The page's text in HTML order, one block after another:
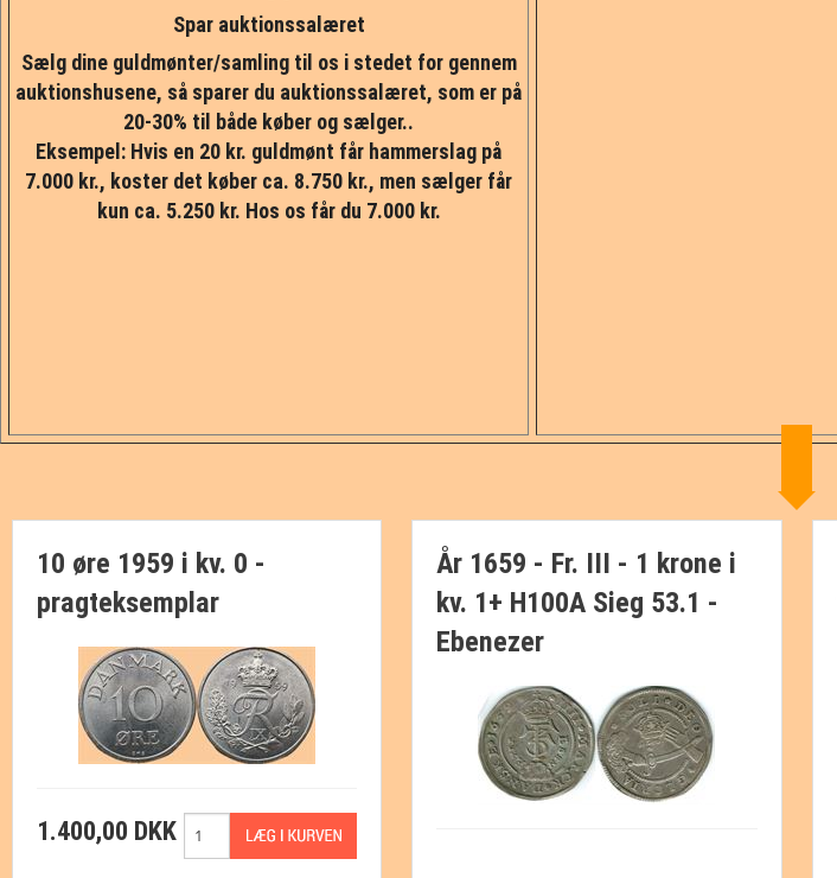
Spar auktionssalæret
Sælg dine guldmønter/samling til os i stedet for gennem
auktionshusene, så sparer du auktionssalæret, som er på
20-30% til både køber og sælger..
Eksempel: Hvis en 20 kr. guldmønt får hammerslag på
7.000 kr., koster det køber ca. 8.750 kr., men sælger får
kun ca. 5.250 kr. Hos os får du 7.000 kr.
10 øre 1959 i kv. 0 -
pragteksemplar
1.400,00 DKK
År 1659 - Fr. III - 1 krone i
kv. 1+ H100A Sieg 53.1 -
Ebenezer